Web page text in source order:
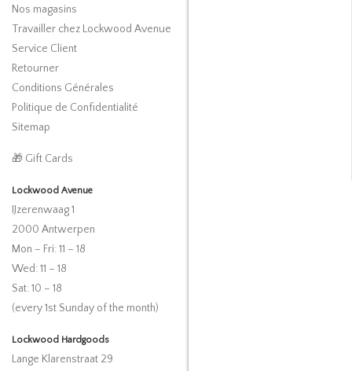
Nos magasins
Travailler chez Lockwood Avenue
Service Client
Retourner
Conditions Générales
Politique de Confidentialité
Sitemap
🎁 Gift Cards
Lockwood Avenue
IJzerenwaag 1
2000 Antwerpen
Mon – Fri: 11 – 18
Wed: 11 – 18
Sat: 10 – 18
(every 1st Sunday of the month)
Lockwood Hardgoods
Lange Klarenstraat 29